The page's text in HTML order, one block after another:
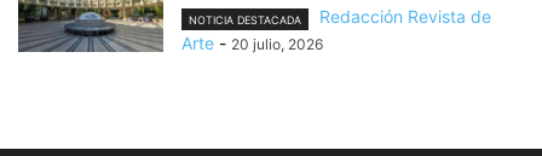
NOTICIA DESTACADA
Redacción Revista de
Arte - 20 julio, 2026